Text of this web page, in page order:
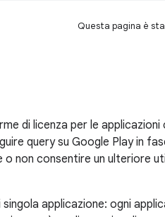
Questa pagina è
di licenza per le applicazioni
query su Google Play in
non consentire un ulteriore
applicazione: ogni